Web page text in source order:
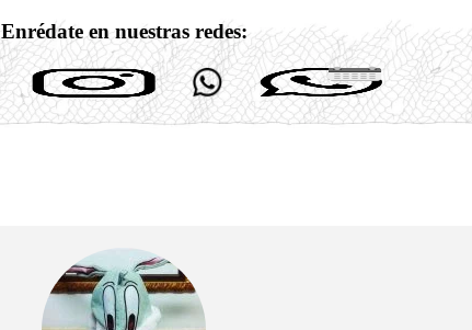
Enrédate en nuestras redes: